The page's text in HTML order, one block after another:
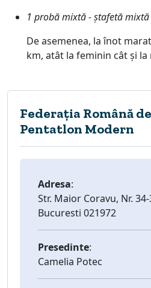
1 probă mixtă - ștafetă
De asemenea, la înot
km, atât la feminin cât și la
Federația Română
Pentatlon Modern
Adresa:
Str. Maior Coravu, Nr.
Bucuresti 021972
Presedinte:
Camelia Potec